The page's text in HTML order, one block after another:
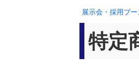
展示会・採用ブ
特定